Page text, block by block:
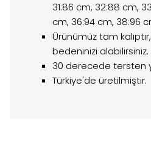
31:86 cm, 32:88 cm,
cm, 36:94 cm, 38:96
Ürünümüz tam
bedeninizi alabilirsiniz.
30 derecede tersten
Türkiye'de üretilmiştir.